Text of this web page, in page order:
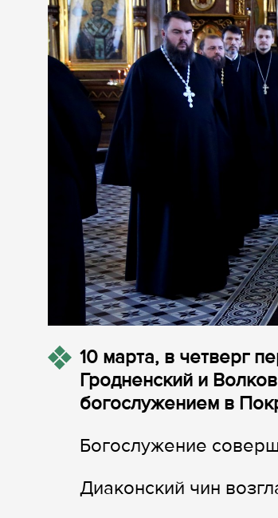
10 марта, в четверг
Гродненский и
богослужением в
Богослужение
Диаконский чин